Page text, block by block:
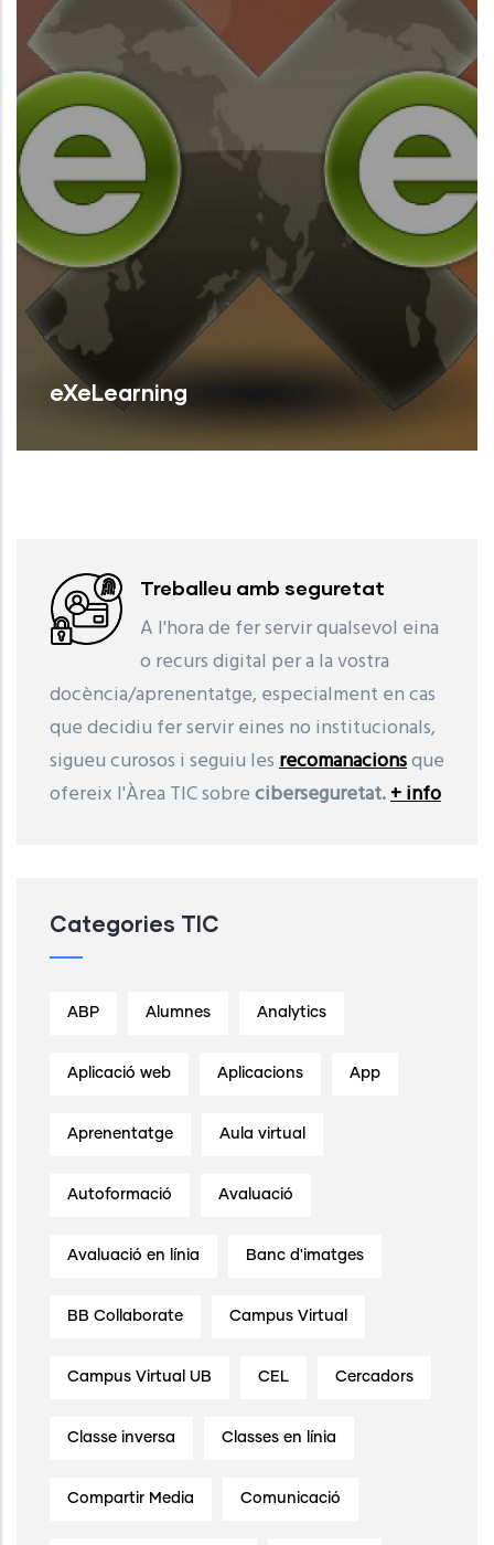
eXeLearning
Treballeu amb seguretat
A l'hora de fer servir qualsevol eina
o recurs digital per a la vostra
docència/aprenentatge, especialment en cas
que decidiu fer servir eines no institucionals,
sigueu curosos i seguiu lesrecomanacionsque
ofereix l'Àrea TIC sobreciberseguretat.+ info
Categories TIC
ABP Alumnes Analytics
Aplicació web Aplicacions App
Aprenentatge Aula virtual
Autoformació Avaluació
Avaluació en línia Banc d'imatges
BB Collaborate Campus Virtual
Campus Virtual UB CEL Cercadors
Classe inversa Classes en línia
Compartir Media Comunicació